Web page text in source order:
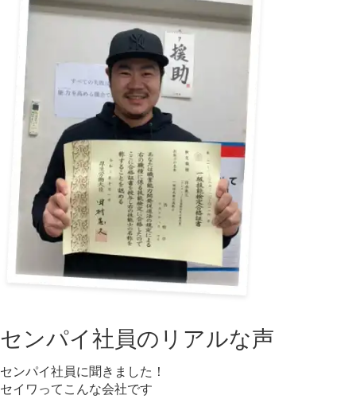
センパイ社員のリアルな声
センパイ社員に聞きました！
セイワってこんな会社です